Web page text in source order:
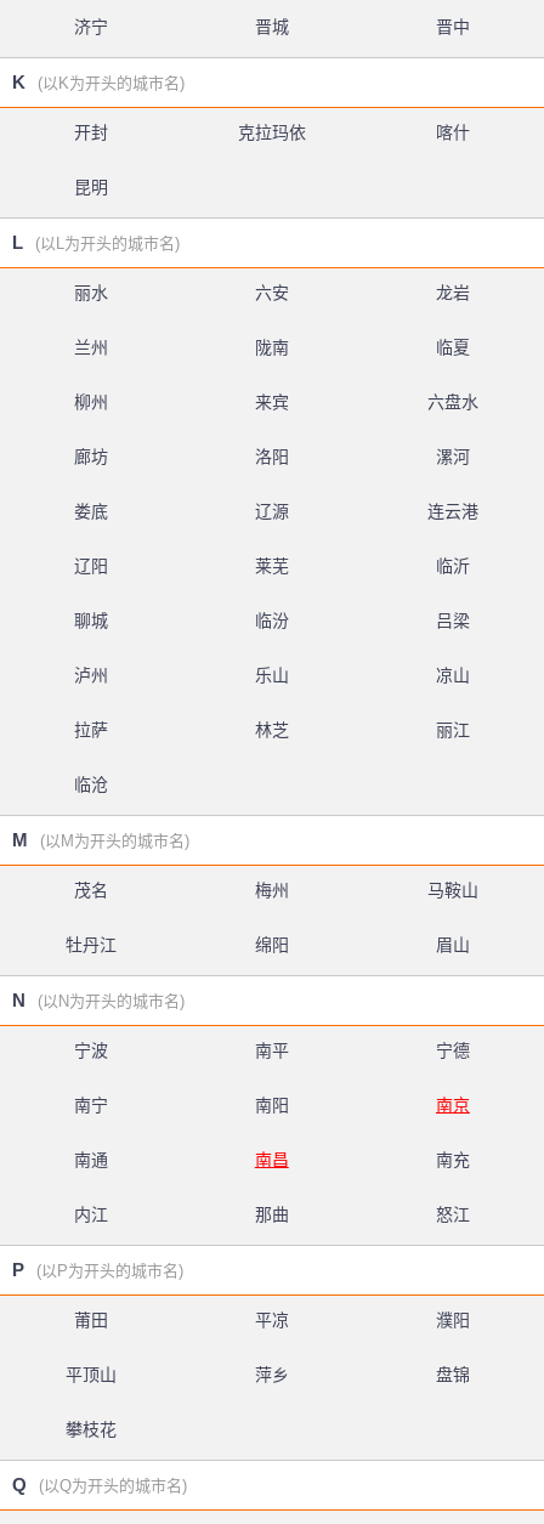
济宁 晋城 晋中
K (以K为开头的城市名)
开封 克拉玛依 喀什
昆明
L (以L为开头的城市名)
丽水 六安 龙岩
兰州 陇南 临夏
柳州 来宾 六盘水
廊坊 洛阳 漯河
娄底 辽源 连云港
辽阳 莱芜 临沂
聊城 临汾 吕梁
泸州 乐山 凉山
拉萨 林芝 丽江
临沧
M (以M为开头的城市名)
茂名 梅州 马鞍山
牡丹江 绵阳 眉山
N (以N为开头的城市名)
宁波 南平 宁德
南宁 南阳 南京
南通 南昌 南充
内江 那曲 怒江
P (以P为开头的城市名)
莆田 平凉 濮阳
平顶山 萍乡 盘锦
攀枝花
Q (以Q为开头的城市名)